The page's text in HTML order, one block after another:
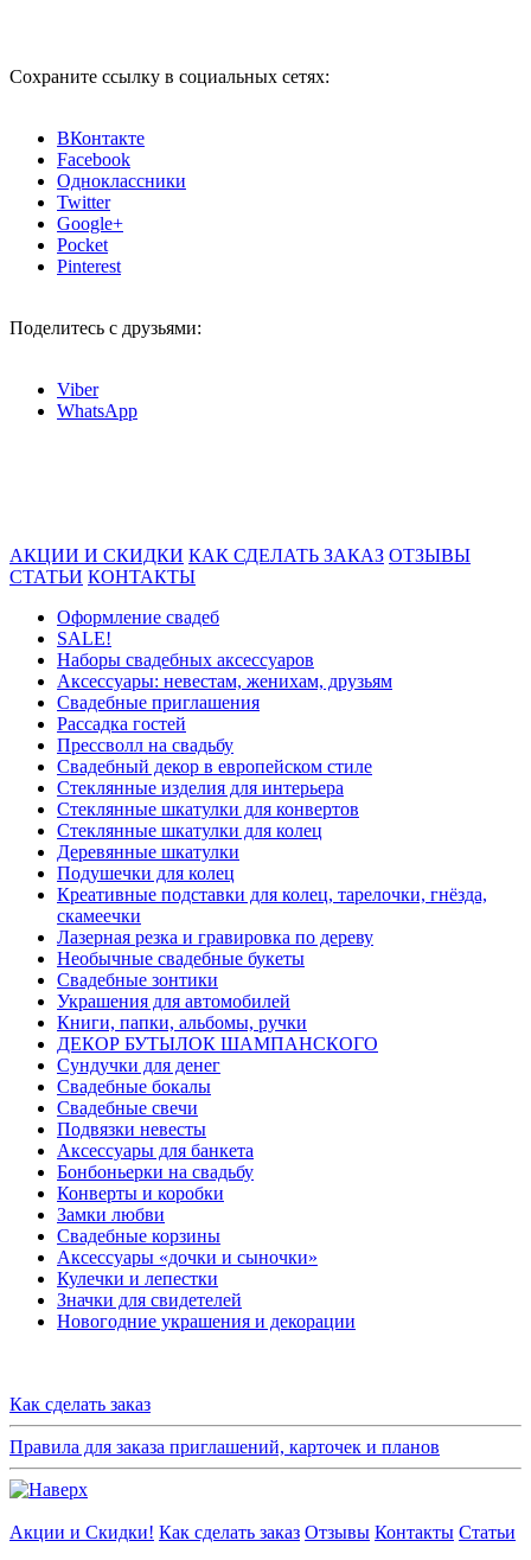
Сохраните ссылку в социальных сетях:
ВКонтакте
Facebook
Одноклассники
Twitter
Google+
Pocket
Pinterest
Поделитесь с друзьями:
Viber
WhatsApp
АКЦИИ И СКИДКИ КАК СДЕЛАТЬ ЗАКАЗ ОТЗЫВЫ
СТАТЬИ КОНТАКТЫ
Оформление свадеб
SALE!
Наборы свадебных аксессуаров
Аксессуары: невестам, женихам, друзьям
Свадебные приглашения
Рассадка гостей
Прессволл на свадьбу
Свадебный декор в европейском стиле
Стеклянные изделия для интерьера
Стеклянные шкатулки для конвертов
Cтеклянные шкатулки для колец
Деревянные шкатулки
Подушечки для колец
Креативные подставки для колец, тарелочки, гнёзда,
скамеечки
Лазерная резка и гравировка по дереву
Необычные свадебные букеты
Свадебные зонтики
Украшения для автомобилей
Книги, папки, альбомы, ручки
ДЕКОР БУТЫЛОК ШАМПАНСКОГО
Сундучки для денег
Свадебные бокалы
Свадебные свечи
Подвязки невесты
Аксессуары для банкета
Бонбоньерки на свадьбу
Конверты и коробки
Замки любви
Свадебные корзины
Аксессуары «дочки и сыночки»
Кулечки и лепестки
Значки для свидетелей
Новогодние украшения и декорации
Как сделать заказ
Правила для заказа приглашений, карточек и планов
Акции и Скидки! Как сделать заказ Отзывы Контакты Статьи